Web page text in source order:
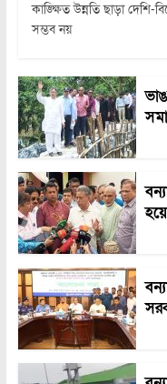
কাঙ্ক্ষিত উন্নতি ছাড়া
সম্ভব নয়